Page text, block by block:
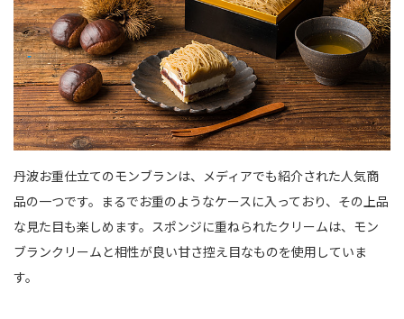
丹波お重仕立てのモンブランは、メディアでも紹介された人気商
品の一つです。まるでお重のようなケースに入っており、その上品
な見た目も楽しめます。スポンジに重ねられたクリームは、モン
ブランクリームと相性が良い甘さ控え目なものを使用していま
す。